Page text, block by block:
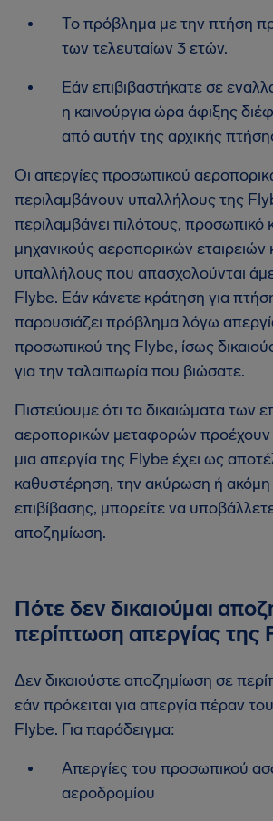
Το πρόβλημα με την πτήση
των τελευταίων 3 ετών.
Εάν επιβιβαστήκατε σε
η καινούργια ώρα άφιξης
από αυτήν της αρχικής
Οι απεργίες προσωπικού
περιλαμβάνουν υπαλλήλους της
περιλαμβάνει πιλότους, προσωπικό
μηχανικούς αεροπορικών εταιρειών
υπαλλήλους που απασχολούνται
Flybe. Εάν κάνετε κράτηση για
παρουσιάζει πρόβλημα λόγω
προσωπικού της Flybe, ίσως
για την ταλαιπωρία που βιώσατε.
Πιστεύουμε ότι τα δικαιώματα των
αεροπορικών μεταφορών
μια απεργία της Flybe έχει ως
καθυστέρηση, την ακύρωση ή ακόμη
επιβίβασης, μπορείτε να
αποζημίωση.
Πότε δεν δικαιούμαι
περίπτωση απεργίας της
Δεν δικαιούστε αποζημίωση σε
εάν πρόκειται για απεργία πέραν
Flybe. Για παράδειγμα:
Απεργίες του προσωπικού
αεροδρομίου